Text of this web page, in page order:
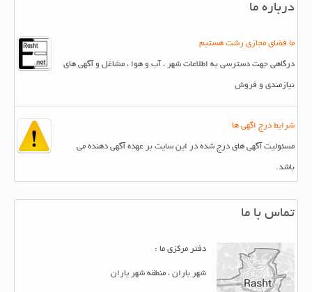
درباره ما
ما فضای مجازی رشت هستیم
درگاهی جهت دسترسی به اطلاعات شهر ، آب و هوا ، مشاغل و آگهی های
نیازمندی و فروش
شرایط درج اگهی ها
مسئولیت آگهی های درج شده در این سایت بر عهده آگهی دهنده می
باشد.
تماس با ما
دفتر مرکزی ما :
شهر باران ، منطقه شهر یاران